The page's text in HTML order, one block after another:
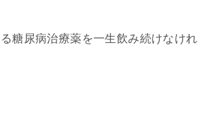
糖尿病治療薬を一生飲み続けなけれ